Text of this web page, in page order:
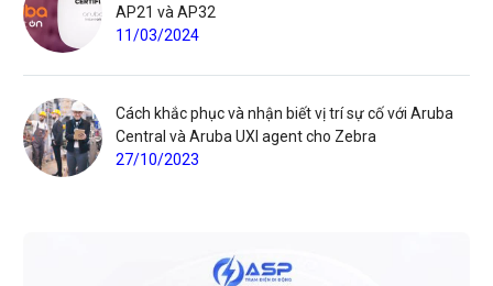
AP21 và AP32
11/03/2024
Cách khắc phục và nhận biết vị trí sự cố với Aruba
Central và Aruba UXI agent cho Zebra
27/10/2023